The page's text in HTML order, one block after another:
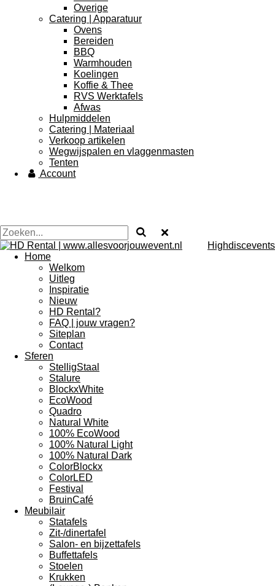
Overige
Catering | Apparatuur
Ovens
Bereiden
BBQ
Warmhouden
Koelingen
Koffie & Thee
RVS Werktafels
Afwas
Hulpmiddelen
Catering | Materiaal
Verkoop artikelen
Wegwijspalen en vlaggenmasten
Tenten
Account
Highdiscevents
Home
Welkom
Uitleg
Inspiratie
Nieuw
HD Rental?
FAQ | jouw vragen?
Siteplan
Contact
Sferen
StelligStaal
Stalure
BlockxWhite
EcoWood
Quadro
Natural White
100% EcoWood
100% Natural Light
100% Natural Dark
ColorBlockx
ColorLED
Festival
BruinCafé
Meubilair
Statafels
Zit-/dinertafel
Salon- en bijzettafels
Buffettafels
Stoelen
Krukken